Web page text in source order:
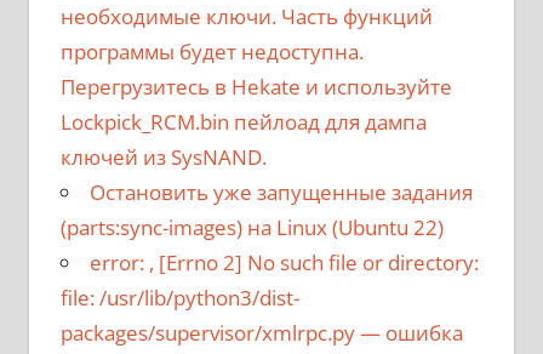
необходимые ключи. Часть функций
программы будет недоступна.
Перегрузитесь в Hekate и используйте
Lockpick_RCM.bin пейлоад для дампа
ключей из SysNAND.
Остановить уже запущенные задания
(parts:sync-images) на Linux (Ubuntu 22)
error: , [Errno 2] No such file or directory:
file: /usr/lib/python3/dist-
packages/supervisor/xmlrpc.py— ошибка